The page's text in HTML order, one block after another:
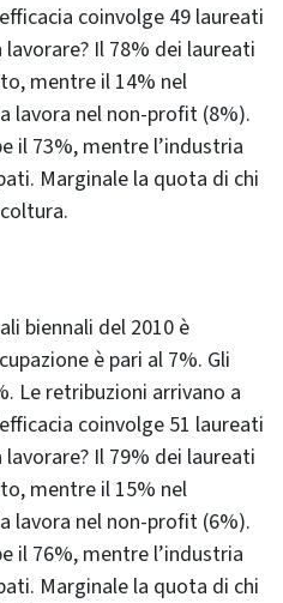
coinvolge 49 laureati
Il 78% dei laureati
mentre il 14% nel
lavora nel non-profit (8%).
il 73%, mentre l’industria
Marginale la quota di chi
biennali del 2010 è
è pari al 7%. Gli
Le retribuzioni arrivano a
coinvolge 51 laureati
Il 79% dei laureati
mentre il 15% nel
lavora nel non-profit (6%).
il 76%, mentre l’industria
Marginale la quota di chi